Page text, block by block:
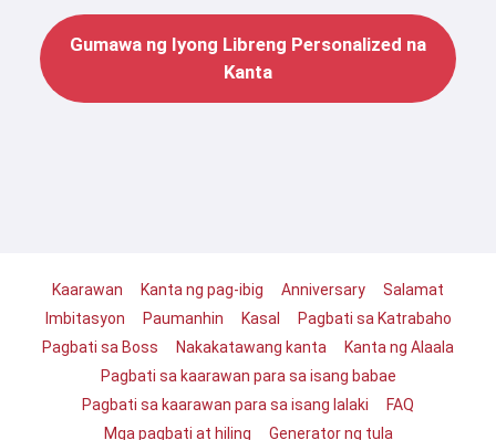
Gumawa ng Iyong Libreng Personalized na
Kanta
Kaarawan Kanta ng pag-ibig Anniversary
Salamat
Imbitasyon
Paumanhin Kasal
Pagbati sa Katrabaho
Pagbati sa Boss
Nakakatawang kanta
Kanta ng Alaala
Pagbati sa kaarawan para sa isang babae
Pagbati sa kaarawan para sa isang lalaki
FAQ
Mga pagbati at hiling
Generator ng tula